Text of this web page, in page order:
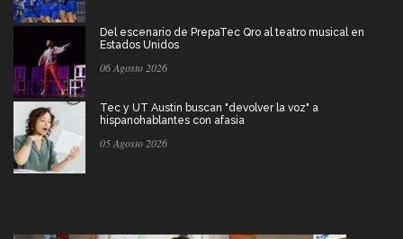
Del escenario de PrepaTec Qro al teatro musical en
Estados Unidos
06 Agosto 2026
Tec y UT Austin buscan "devolver la voz" a
hispanohablantes con afasia
05 Agosto 2026